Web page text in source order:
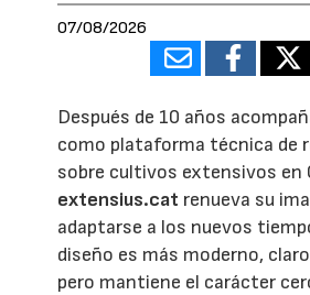
07/08/2026
Después de 10 años
como plataforma técnica de
sobre cultivos extensivos en
extensius.cat renueva su
adaptarse a los nuevos
diseño es más moderno,
pero mantiene el carácter